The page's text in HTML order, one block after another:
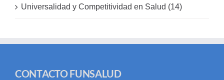
Universalidad y Competitividad en Salud (14)
CONTACTO FUNSALUD